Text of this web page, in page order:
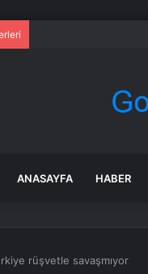
ANASAYFA HABER
rüşvetle savaşmıyor